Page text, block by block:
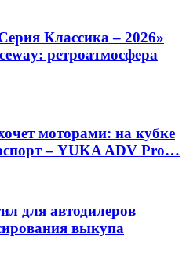
Классика – 2026»
ретроатмосфера
моторами: на кубке
– YUKA ADV Pro…
для автодилеров
выкупа